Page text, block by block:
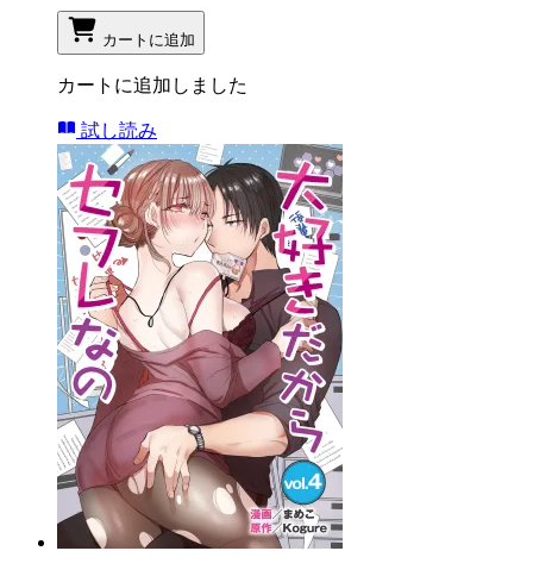
カートに追加
カートに追加しました
試し読み